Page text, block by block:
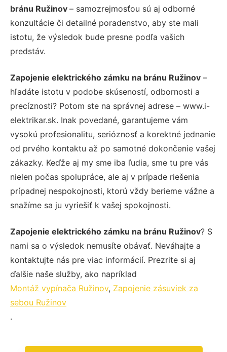
bránu Ružinov – samozrejmosťou sú aj odborné
konzultácie či detailné poradenstvo, aby ste mali
istotu, že výsledok bude presne podľa vašich
predstáv.
Zapojenie elektrického zámku na bránu Ružinov –
hľadáte istotu v podobe skúseností, odbornosti a
precíznosti? Potom ste na správnej adrese – www.i-
elektrikar.sk. Inak povedané, garantujeme vám
vysokú profesionalitu, serióznosť a korektné jednanie
od prvého kontaktu až po samotné dokončenie vašej
zákazky. Keďže aj my sme iba ľudia, sme tu pre vás
nielen počas spolupráce, ale aj v prípade riešenia
prípadnej nespokojnosti, ktorú vždy berieme vážne a
snažíme sa ju vyriešiť k vašej spokojnosti.
Zapojenie elektrického zámku na bránu Ružinov? S
nami sa o výsledok nemusíte obávať. Neváhajte a
kontaktujte nás pre viac informácií. Prezrite si aj
ďalšie naše služby, ako napríklad
Montáž vypínača Ružinov, Zapojenie zásuviek za
sebou Ružinov
.